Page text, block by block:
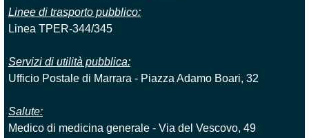
Linee di trasporto pubblico:
Linea TPER-344/345
Servizi di utilità pubblica:
Ufficio Postale di Marrara - Piazza Adamo Boari, 32
Salute:
Medico di medicina generale - Via del Vescovo, 49